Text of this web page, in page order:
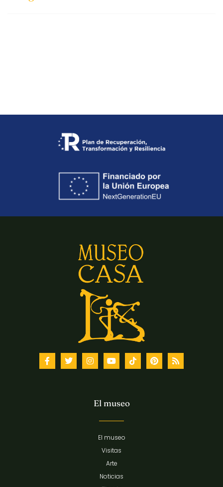
El museo
El museo
Visitas
Arte
Noticias